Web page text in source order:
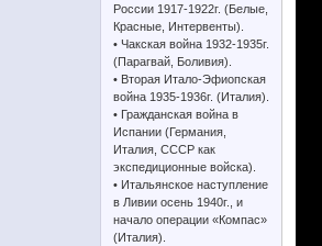
России 1917-1922г. (Белые,
Красные, Интервенты).
• Чакская война 1932-1935г.
(Парагвай, Боливия).
• Вторая Итало-Эфиопская
война 1935-1936г. (Италия).
• Гражданская война в
Испании (Германия,
Италия, СССР как
экспедиционные войска).
• Итальянское наступление
в Ливии осень 1940г., и
начало операции «Компас»
(Италия).